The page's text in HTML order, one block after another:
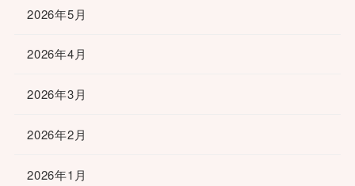
2026年5月
2026年4月
2026年3月
2026年2月
2026年1月